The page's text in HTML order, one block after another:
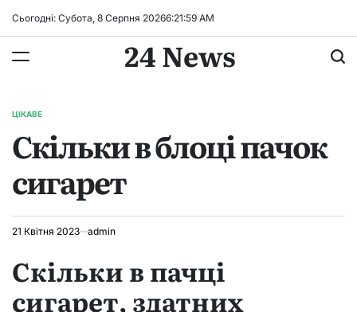
Сьогодні: Субота, 8 Серпня 20266:21:59 AM
24 News
ОПУБЛІКУВАТИ
ЦІКАВЕ
Скільки в блоці пачок
сигарет
21 Квітня 2023 admin
Скільки в пачці
сигарет, здатних